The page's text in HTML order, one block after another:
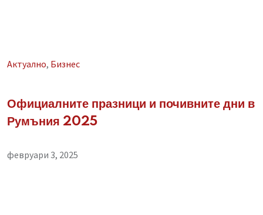
Aктуално, Бизнес
Официалните празници и почивните дни в
Румъния 2025
февруари 3, 2025